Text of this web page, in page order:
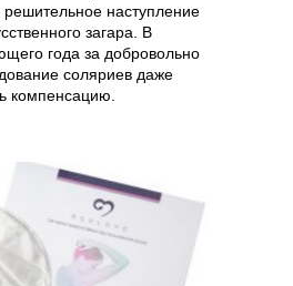
решительное наступление
загара. В
года за добровольно
соляриев даже
компенсацию.